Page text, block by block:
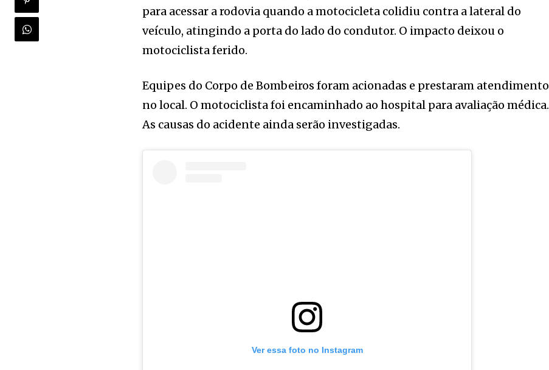
para acessar a rodovia quando a motocicleta colidiu contra a lateral do
veículo, atingindo a porta do lado do condutor. O impacto deixou o
motociclista ferido.
Equipes do Corpo de Bombeiros foram acionadas e prestaram atendimento
no local. O motociclista foi encaminhado ao hospital para avaliação médica.
As causas do acidente ainda serão investigadas.
Ver essa foto no Instagram